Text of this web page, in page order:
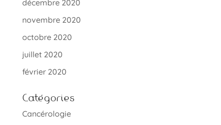
décembre 2020
novembre 2020
octobre 2020
juillet 2020
février 2020
Catégories
Cancérologie